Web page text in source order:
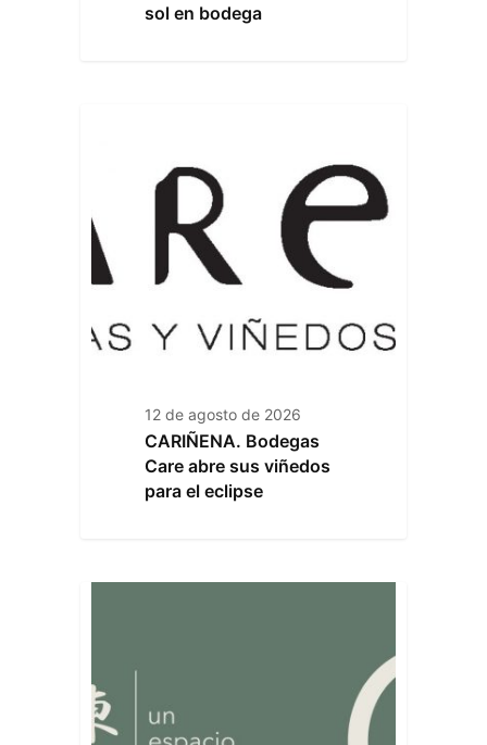
sol en bodega
12 de agosto de 2026
CARIÑENA. Bodegas
Care abre sus viñedos
para el eclipse